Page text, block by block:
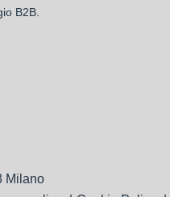
B2B.
Milano